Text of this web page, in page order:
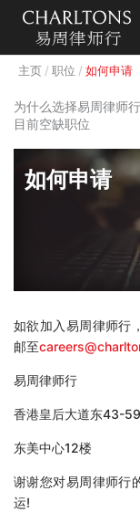
主页 职位 如何申请
为什么选择易周律师行
目前空缺职位
如何申请
如欲加入易周律师行
邮至
易周律师行
香港皇后大道东43-
东美中心12楼
谢谢您对易周律师行
运!